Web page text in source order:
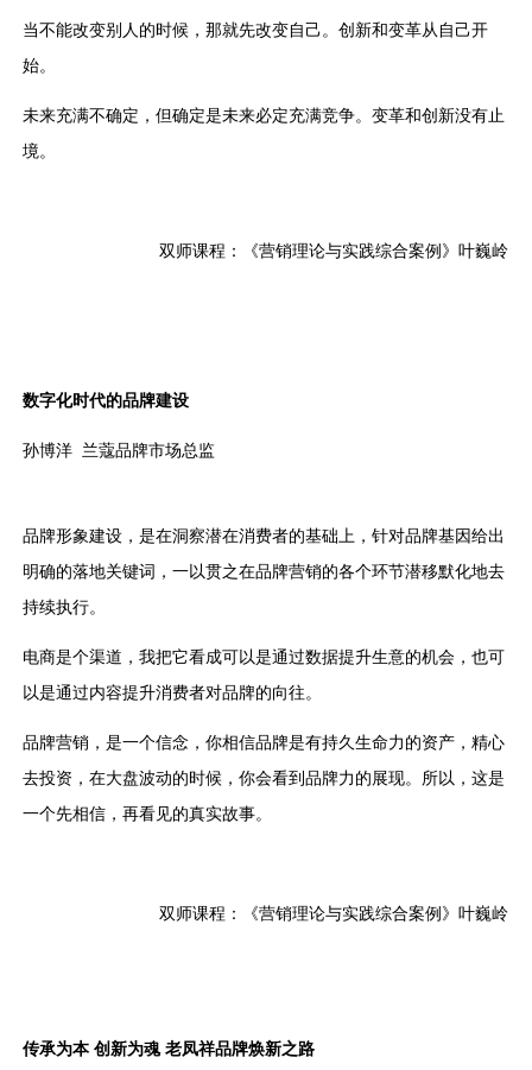
当不能改变别人的时候，那就先改变自己。创新和变革从自己开
始。
未来充满不确定，但确定是未来必定充满竞争。变革和创新没有止
境。
双师课程：《营销理论与实践综合案例》叶巍岭
数字化时代的品牌建设
孙博洋 兰蔻品牌市场总监
品牌形象建设，是在洞察潜在消费者的基础上，针对品牌基因给出
明确的落地关键词，一以贯之在品牌营销的各个环节潜移默化地去
持续执行。
电商是个渠道，我把它看成可以是通过数据提升生意的机会，也可
以是通过内容提升消费者对品牌的向往。
品牌营销，是一个信念，你相信品牌是有持久生命力的资产，精心
去投资，在大盘波动的时候，你会看到品牌力的展现。所以，这是
一个先相信，再看见的真实故事。
双师课程：《营销理论与实践综合案例》叶巍岭
传承为本 创新为魂 老凤祥品牌焕新之路